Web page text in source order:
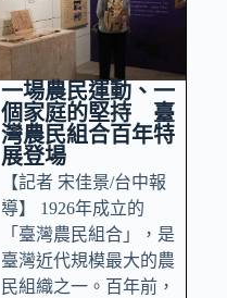
一場農民運動、一
個家庭的堅持 臺
灣農民組合百年特
展登場
【記者 宋佳景/台中報
導】 1926年成立的
「臺灣農民組合」，是
臺灣近代規模最大的農
民組織之一。百年前，